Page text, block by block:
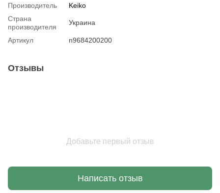
Производитель
Keiko
Страна
производителя
Украина
Артикул n9684200200
Отзывы
Добавьте первый отзыв
Написать отзыв